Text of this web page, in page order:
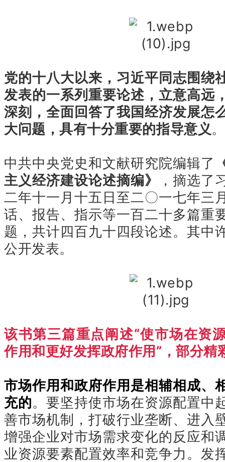
党的十八大以来，习近平同志围绕
发表的一系列重要论述，立意高远
深刻，全面回答了我国经济发展怎
大问题，具有十分重要的指导意义。
中共中央党史和文献研究院编辑了
主义经济建设论述摘编》
，摘选了
二年十一月十五日至二〇一七年三
话、报告、指示等一百二十多篇重
题，共计四百九十四段论述。其中
公开发表。
该书第三篇重点阐述“使市场在资
作用和更好发挥政府作用”，部分精
市场作用和政府作用是相辅相成、
充的。要坚持使市场在资源配置中
善市场机制，打破行业垄断、进入
增强企业对市场需求变化的反应和
业资源要素配置效率和竞争力。发